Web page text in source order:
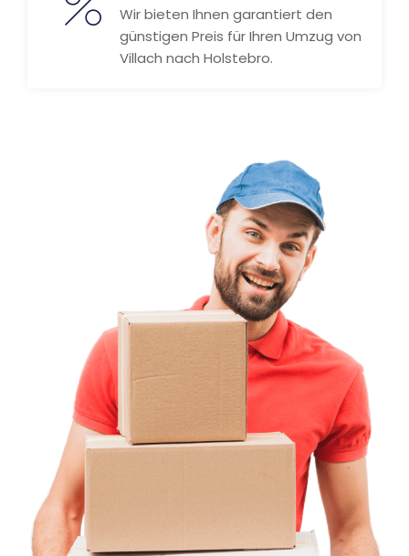
Wir bieten Ihnen garantiert den
günstigen Preis für Ihren Umzug von
Villach nach Holstebro.